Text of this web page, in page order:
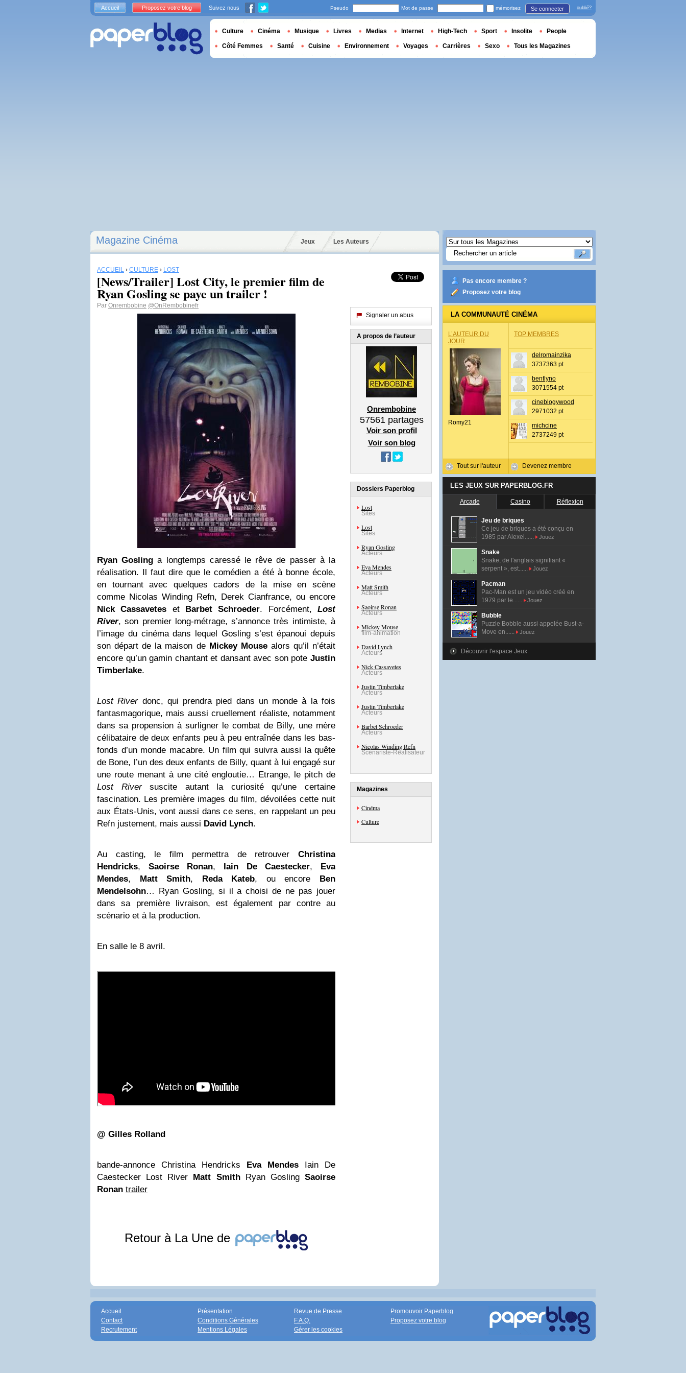
Magazine Cinéma Jeux Les Auteurs
ACCUEIL › CULTURE › LOST
[News/Trailer] Lost City, le premier film de
Ryan Gosling se paye un trailer !
Par Onrembobine @OnRembobinefr
Ryan Gosling a longtemps caressé le rêve de passer à la
réalisation. Il faut dire que le comédien a été à bonne école,
en tournant avec quelques cadors de la mise en scène
comme Nicolas Winding Refn, Derek Cianfrance, ou encore
Nick Cassavetes et Barbet Schroeder. Forcément,Lost
River, son premier long-métrage, s’annonce très intimiste, à
l’image du cinéma dans lequel Gosling s’est épanoui depuis
son départ de la maison de Mickey Mousealors qu’il n’était
encore qu’un gamin chantant et dansant avec son pote Justin
Timberlake.
Lost Riverdonc, qui prendra pied dans un monde à la fois
fantasmagorique, mais aussi cruellement réaliste, notamment
dans sa propension à surligner le combat de Billy, une mère
célibataire de deux enfants peu à peu entraînée dans les bas-
fonds d’un monde macabre. Un film qui suivra aussi la quête
de Bone, l’un des deux enfants de Billy, quant à lui engagé sur
une route menant à une cité engloutie… Etrange, le pitch de
Lost Riversuscite autant la curiosité qu’une certaine
fascination. Les première images du film, dévoilées cette nuit
aux États-Unis, vont aussi dans ce sens, en rappelant un peu
Refn justement, mais aussi David Lynch.
Au casting, le film permettra de retrouver Christina
Hendricks, Saoirse Ronan, Iain De Caestecker, Eva
Mendes, Matt Smith, Reda Kateb, ou encore Ben
Mendelsohn… Ryan Gosling, si il a choisi de ne pas jouer
dans sa première livraison, est également par contre au
scénario et à la production.
En salle le 8 avril.
@ Gilles Rolland
bande-annonce Christina Hendricks Eva Mendes Iain De
Caestecker Lost River Matt SmithRyan GoslingSaoirse
Ronan trailer
Retour à La Une de
Signaler un abus
A propos de l’auteur
Onrembobine
57561partages
Voir son profil
Voir son blog
Dossiers Paperblog
Lost
Sites
Lost
Sites
Ryan Gosling
Acteurs
Eva Mendes
Acteurs
Matt Smith
Acteurs
Saoirse Ronan
Acteurs
Mickey Mouse
film-animation
David Lynch
Acteurs
Nick Cassavetes
Acteurs
Justin Timberlake
Acteurs
Justin Timberlake
Acteurs
Barbet Schroeder
Acteurs
Nicolas Winding Refn
Scénariste-Réalisateur
Magazines
Cinéma
Culture
Pas encore membre ?
Proposez votre blog
LA COMMUNAUTÉ CINÉMA
L’AUTEUR DU
JOUR
Romy21
Tout sur l'auteur
TOP MEMBRES
delromainzika
3737363 pt
bentlyno
3071554 pt
cineblogywood
2971032 pt
michcine
2737249 pt
Devenez membre
LES JEUX SUR PAPERBLOG.FR
Arcade Casino Réflexion
Jeu de briques
Ce jeu de briques a été conçu en
1985 par Alexei......
Jouez
Snake
Snake, de l'anglais signifiant «
serpent », est......
Jouez
Pacman
Pac-Man est un jeu vidéo créé en
1979 par le......
Jouez
Bubble
Puzzle Bobble aussi appelée Bust-a-
Move en......
Jouez
Découvrir l'espace Jeux
Accueil Proposez votre blog Suivez nous Pseudo Mot de passe mémorisez Se connecter oublié?
Culture Cinéma Musique Livres Medias Internet High-Tech Sport Insolite People
Côté Femmes Santé Cuisine Environnement Voyages Carrières Sexo Tous les Magazines
Accueil
Contact
Recrutement
Présentation
Conditions Générales
Mentions Légales
Revue de Presse
F.A.Q.
Gérer les cookies
Promouvoir Paperblog
Proposez votre blog